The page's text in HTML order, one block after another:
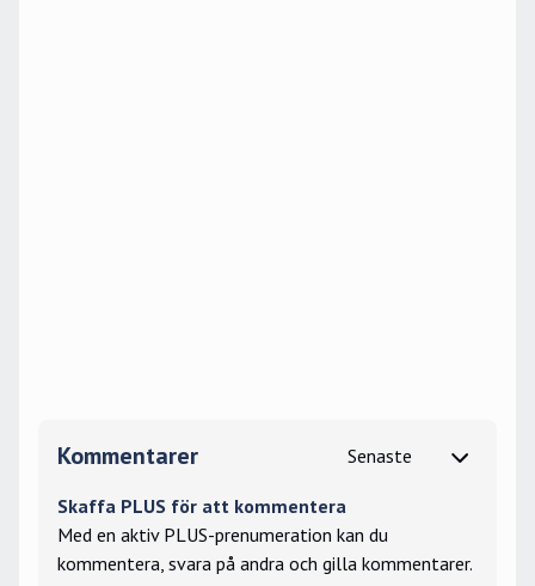
Kommentarer
Skaffa PLUS för att kommentera
Med en aktiv PLUS-prenumeration kan du
kommentera, svara på andra och gilla kommentarer.